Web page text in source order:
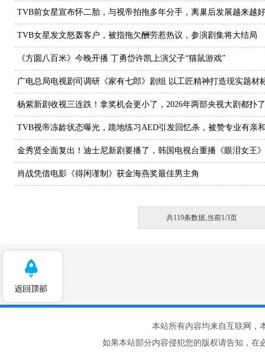
TVB前女星宣布怀二胎，与视帝拍拖多年分手，离巢后发展越来越好
TVB女星发文怒轰客户，被指拖欠酬劳惹热议，参演剧集将大结局
《方圆八百米》今晚开播 丁勇岱许凯上演父子“猫鼠游戏”
广电总局电视剧司调研《家有七郎》剧组 以工匠精神打造现实题材
杨紫新剧收视三连跌！拿奖机会更小了，2026年两部央视大剧都扑了
TVB视帝冻龄状态曝光，跪地练习AED引发回忆杀，被赞专业有亲
金秀贤全面复出！迪士尼新剧要播了，韩国电视台重播《眼泪女王》
肖战凭借电影《得闲谨制》获金海燕奖最佳男主角
共119条数据,当前1/3页
本站所有内容均来自互联网，
如果本站部分内容侵犯您的版权请告知，在